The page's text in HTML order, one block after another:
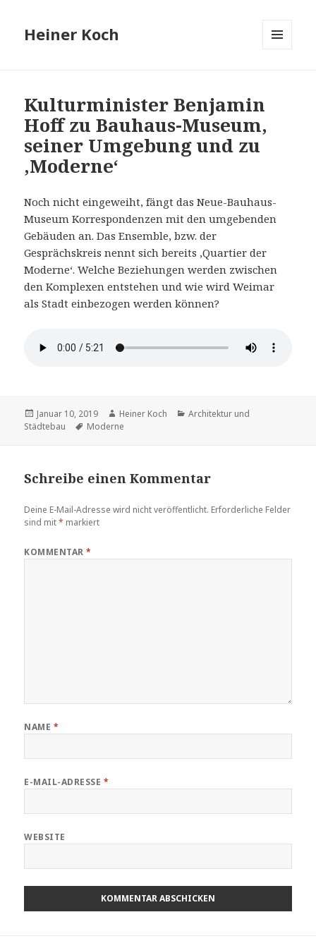
Heiner Koch
Kulturminister Benjamin
Hoff zu Bauhaus-Museum,
seiner Umgebung und zu
‚Moderne‘
Noch nicht eingeweiht, fängt das Neue-Bauhaus-
Museum Korrespondenzen mit den umgebenden
Gebäuden an. Das Ensemble, bzw. der
Gesprächskreis nennt sich bereits ‚Quartier der
Moderne‘. Welche Beziehungen werden zwischen
den Komplexen entstehen und wie wird Weimar
als Stadt einbezogen werden können?
Veröffentlicht
am
Januar 10, 2019 Autor
Heiner Koch Kategorien
Architektur und
Städtebau
Schlagwörter
Moderne
Schreibe einen Kommentar
Deine E-Mail-Adresse wird nicht veröffentlicht. Erforderliche Felder
sind mit* markiert
KOMMENTAR*
NAME *
E-MAIL-ADRESSE *
WEBSITE